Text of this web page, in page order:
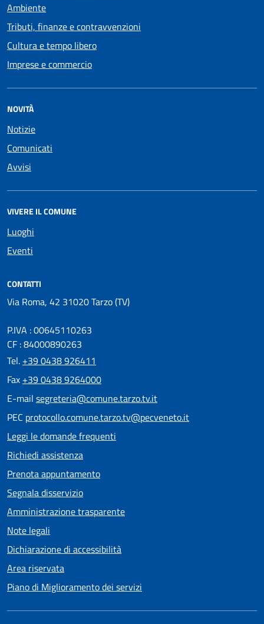
Ambiente
Tributi, finanze e contravvenzioni
Cultura e tempo libero
Imprese e commercio
NOVITÀ
Notizie
Comunicati
Avvisi
VIVERE IL COMUNE
Luoghi
Eventi
CONTATTI
Via Roma, 42 31020 Tarzo (TV)
P.IVA : 00645110263
CF : 84000890263
Tel. +39 0438 926411
Fax +39 0438 9264000
E-mail segreteria@comune.tarzo.tv.it
PEC protocollo.comune.tarzo.tv@pecveneto.it
Leggi le domande frequenti
Richiedi assistenza
Prenota appuntamento
Segnala disservizio
Amministrazione trasparente
Note legali
Dichiarazione di accessibilità
Area riservata
Piano di Miglioramento dei servizi